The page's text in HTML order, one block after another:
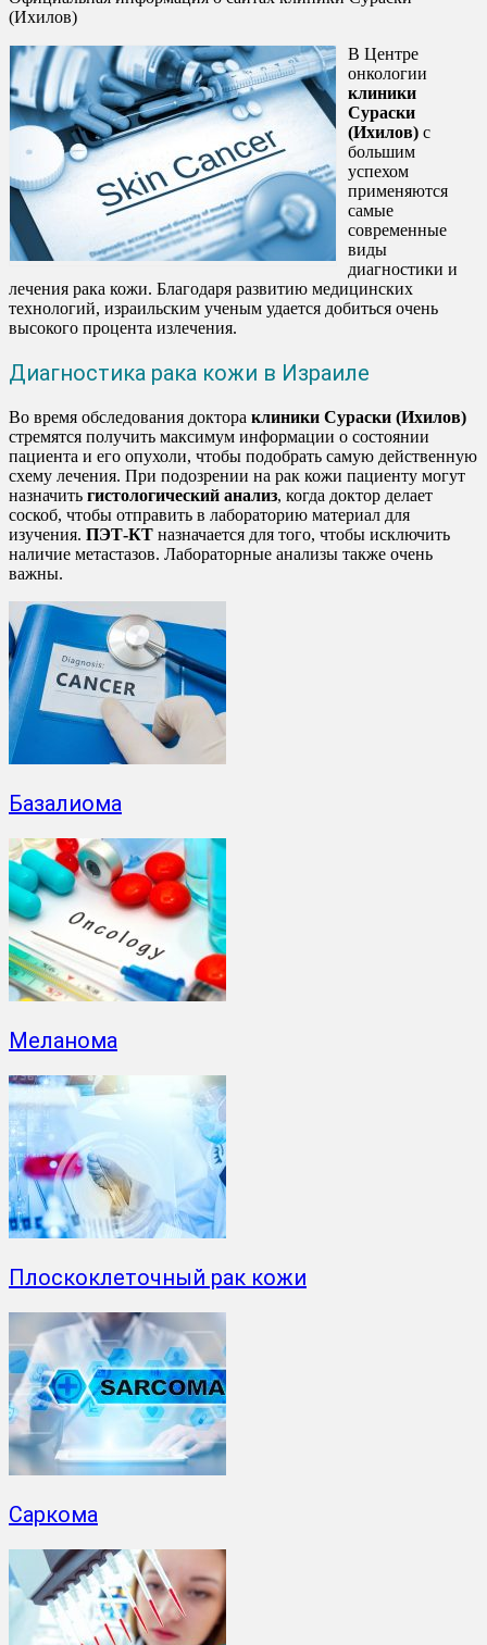
(Ихилов)
В Центре
онкологии
клиники
Сураски
(Ихилов) с
большим
успехом
применяются
самые
современные
виды
диагностики и
лечения рака кожи. Благодаря развитию медицинских
технологий, израильским ученым удается добиться очень
высокого процента излечения.
Диагностика рака кожи в Израиле
Во время обследования доктора клиники Сураски (Ихилов)
стремятся получить максимум информации о состоянии
пациента и его опухоли, чтобы подобрать самую действенную
схему лечения. При подозрении на рак кожи пациенту могут
назначить гистологический анализ, когда доктор делает
соскоб, чтобы отправить в лабораторию материал для
изучения. ПЭТ-КТ назначается для того, чтобы исключить
наличие метастазов. Лабораторные анализы также очень
важны.
Базалиома
Меланома
Плоскоклеточный рак кожи
Саркома